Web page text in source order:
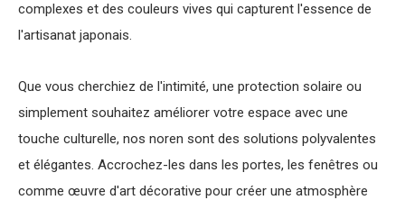
complexes et des couleurs vives qui capturent l'essence de
l'artisanat japonais.
Que vous cherchiez de l'intimité, une protection solaire ou
simplement souhaitez améliorer votre espace avec une
touche culturelle, nos noren sont des solutions polyvalentes
et élégantes. Accrochez-les dans les portes, les fenêtres ou
comme œuvre d'art décorative pour créer une atmosphère